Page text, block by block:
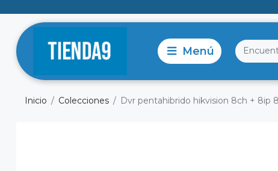
Inicio Colecciones Dvr pentahibrido hikvision 8ch + 8ip